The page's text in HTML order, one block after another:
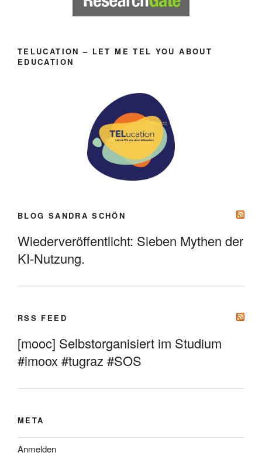
TELUCATION – LET ME TEL YOU ABOUT
EDUCATION
BLOG SANDRA SCHÖN
Wiederveröffentlicht: Sieben Mythen der
KI-Nutzung.
RSS FEED
[mooc] Selbstorganisiert im Studium
#imoox #tugraz #SOS
META
Anmelden